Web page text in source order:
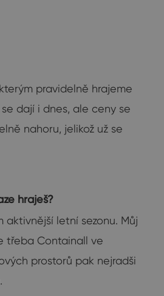
pravidelně hrajeme
dají i dnes, ale ceny se
nahoru, jelikož už se
hraješ?
aktivnější letní sezonu. Můj
třeba Containall ve
prostorů pak nejradši